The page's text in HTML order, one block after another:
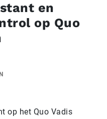
en
op Quo
op het Quo Vadis